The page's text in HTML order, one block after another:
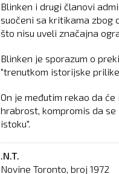
Blinken i drugi članovi
suočeni sa kritikama zbog
što nisu uveli značajna
Blinken je sporazum o
"trenutkom istorijske
On je međutim rekao da
hrabrost, kompromis da
istoku".
.N.T.
Novine Toronto, broj 1972